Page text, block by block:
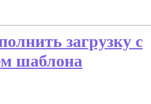
загрузку с
шаблона